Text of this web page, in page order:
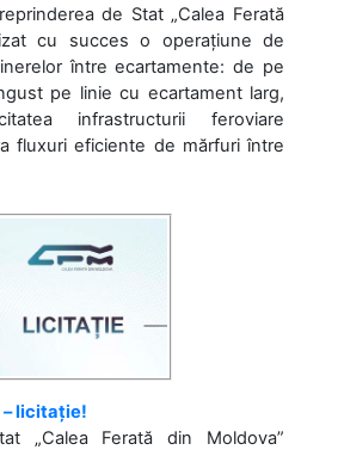
de Stat „Calea Ferată
cu succes o operațiune de
între ecartamente: de pe
pe linie cu ecartament larg,
infrastructurii feroviare
fluxuri eficiente de mărfuri între
licitație!
„Calea Ferată din Moldova”